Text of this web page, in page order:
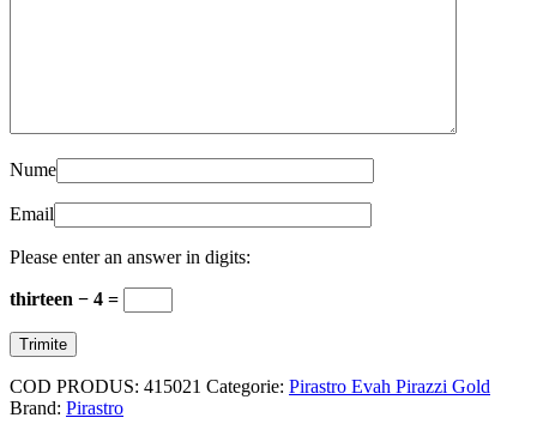
Nume
Email
Please enter an answer in digits:
thirteen − 4 =
COD PRODUS: 415021 Categorie: Pirastro Evah Pirazzi Gold
Brand: Pirastro